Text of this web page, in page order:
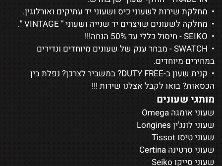
• מחלקת שירות לשעוני כיס ושעוני יד עתיקים ואורלוגין.
• מחלקה לשעונים שויצרים יד שנייה ושעוני " VINTAGE
".
•
SEIKO- חיסול כללי עד 50% הנחה!!!
•
SWATCH- מבחר ענק של שעונים מיוחדים ונדירים
במחירים מיוחדים.
• קנית שעון ב-DUTY FREE? במשביר לצרכן? נפלת בין
הכסאות? בואו לקבל אצלנו שירות !!!
מותגי שעונים
שעוני אומגה Omega
שעוני לונג'ין Longines
שעוני טיסו Tissot
שעוני סרטינה Certina
שעוני סייקו Seiko